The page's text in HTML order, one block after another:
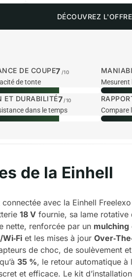
DÉCOUVREZ L'OFFRE
DE COUPE7 /10
de tonte Mesurent
ET DURABILITÉ7 /10
dans le temps Compare
de la Einhell
avec la Einhell
18 Vfournie, sa lame rotative
nette, renforcée par un mulching
et les mises à jour
de choc, de soulèvement
35 %, le retour automatique à
et efficace. Le kit